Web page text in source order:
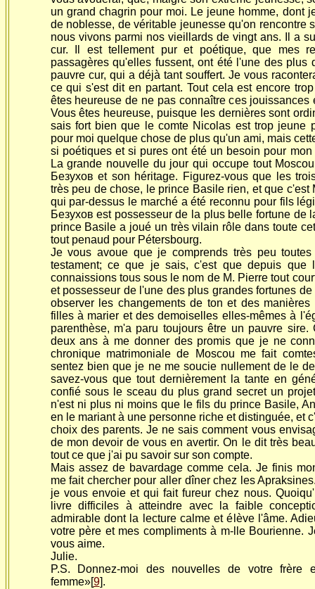
un grand chagrin pour moi. Le jeune homme, dont
de noblesse, de véritable jeunesse qu'on rencontre
nous vivons parmi nos vieillards de vingt ans. Il a
cur. Il est tellement pur et poétique, que mes
passagères qu'elles fussent, ont été l'une des plus
pauvre cur, qui a déjà tant souffert. Je vous
ce qui s'est dit en partant. Tout cela est encore
êtes heureuse de ne pas connaître ces
Vous êtes heureuse, puisque les dernières sont
sais fort bien que le comte Nicolas est trop jeune
pour moi quelque chose de plus qu'un ami, mais
si poétiques et si pures ont été un besoin pour
La grande nouvelle du jour qui occupe tout
Безухов et son héritage. Figurez-vous que les
très peu de chose, le prince Basile rien, et que c'est
qui par-dessus le marché a été reconnu pour fils
Безухов est possesseur de la plus belle fortune de
prince Basile a joué un très vilain rôle dans toute
tout penaud pour Pétersbourg.
Je vous avoue que je comprends très peu
testament; ce que je sais, c'est que depuis que
connaissions tous sous le nom de M. Pierre tout
et possesseur de l'une des plus grandes fortunes
observer les changements de ton et des
filles à marier et des demoiselles elles-mêmes à
parenthèse, m'a paru toujours être un pauvre sire.
deux ans à me donner des promis que je ne
chronique matrimoniale de Moscou me fait
sentez bien que je ne me soucie nullement de le
savez-vous que tout dernièrement la tante en
confié sous le sceau du plus grand secret un
n'est ni plus ni moins que le fils du prince Basile,
en le mariant à une personne riche et distinguée, et
choix des parents. Je ne sais comment vous
de mon devoir de vous en avertir. On le dit très
tout ce que j'ai pu savoir sur son compte.
Mais assez de bavardage comme cela. Je finis
me fait chercher pour aller dîner chez les
je vous envoie et qui fait fureur chez nous.
livre difficiles à atteindre avec la faible
admirable dont la lecture calme et élève l'âme.
votre père et mes compliments à m-lle Bourienne.
vous aime.
Julie.
P.S. Donnez-moi des nouvelles de votre frère
femme»[9].